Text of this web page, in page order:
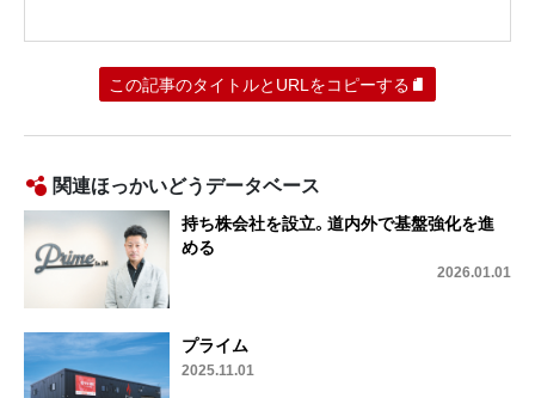
この記事のタイトルとURLをコピーする
関連ほっかいどうデータベース
持ち株会社を設立。道内外で基盤強化を進
める
2026.01.01
プライム
2025.11.01